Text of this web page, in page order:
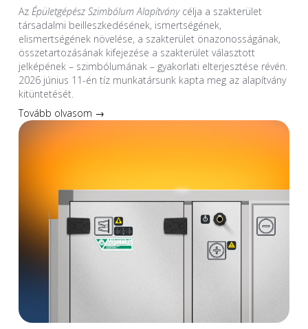
Az Épületgépész Szimbólum Alapítványcélja a szakterület
társadalmi beilleszkedésének, ismertségének,
elismertségének növelése, a szakterület önazonosságának,
összetartozásának kifejezése a szakterület választott
jelképének – szimbólumának – gyakorlati elterjesztése révén.
2026 június 11-én tíz munkatársunk kapta meg az alapítvány
kitüntetését.
Tovább olvasom →